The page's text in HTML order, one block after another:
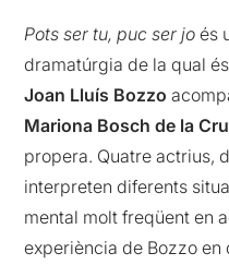
Pots ser tu, puc ser jo és
dramatúrgia de la qual
Joan Lluís Bozzo
Mariona Bosch de la
propera. Quatre actrius,
interpreten diferents
mental molt freqüent en
experiència de Bozzo